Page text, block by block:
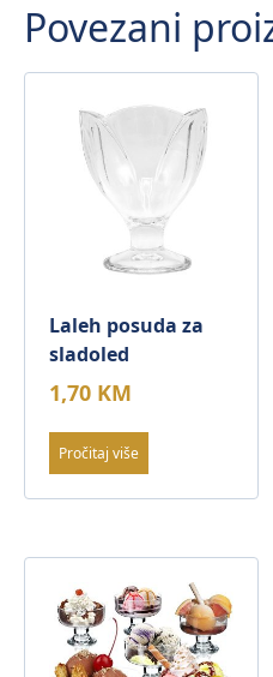
Povezani
Laleh posuda za
sladoled
1,70 KM
Pročitaj više